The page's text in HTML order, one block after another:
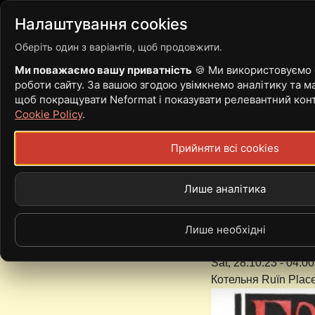
Війна
28-29.10 |
PRIVATE PYLE,
HEMPCRETE,
AMARANTH,
Sat, 28.10.23 -04:00
Котельня Ruїn
Налаштування cookies
Оберіть один з варіантів, щоб продовжити.
Ми поважаємо вашу приватність 🍪 Ми використовуємо
роботи сайту. За вашою згодою увімкнемо аналітику та
щоб покращувати Neformat і показувати релевантний
Cookie Policy.
Прийняти всі cookies
Лише аналітика
Лише необхідні